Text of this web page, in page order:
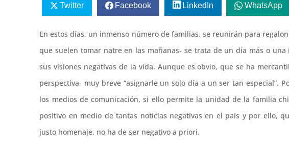
Twitter Facebook LinkedIn WhatsApp
En estos días, un inmenso número de familias, se reunirán para
que suelen tomar natre en las mañanas- se trata de un día más o
sus visiones negativas de la vida. Aunque es obvio, que se ha
perspectiva- muy breve “asignarle un solo día a un ser tan especial”.
los medios de comunicación, si ello permite la unidad de la familia
positivo en medio de tantas noticias negativas en el país y por ello,
justo homenaje, no ha de ser negativo a priori.